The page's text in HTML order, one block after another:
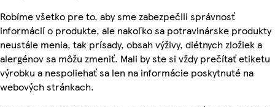
Robíme všetko pre to, aby sme zabezpečili správnosť
informácií o produkte, ale nakoľko sa potravinárske produkty
neustále menia, tak prísady, obsah výživy, diétnych zložiek a
alergénov sa môžu zmeniť. Mali by ste si vždy prečítať etiketu
výrobku a nespoliehať sa len na informácie poskytnuté na
webových stránkach.